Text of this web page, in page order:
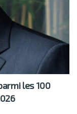
les 100